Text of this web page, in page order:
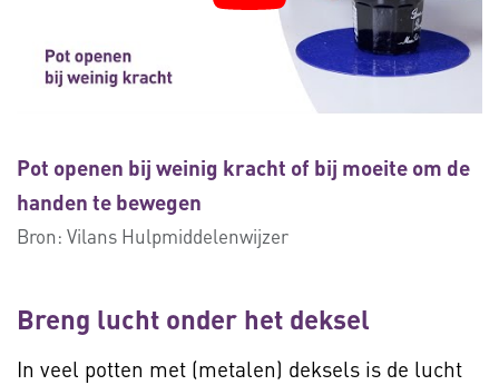
Pot openen bij weinig kracht of bij moeite om de
handen te bewegen
Bron: Vilans Hulpmiddelenwijzer
Breng lucht onder het deksel
In veel potten met (metalen) deksels is de lucht